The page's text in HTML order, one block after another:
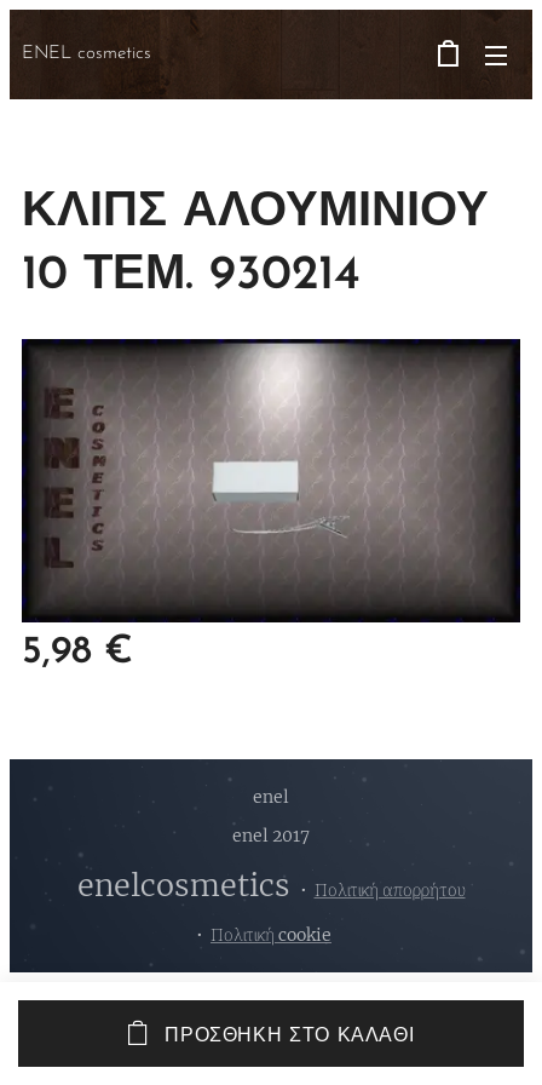
ENEL cosmetics
ΚΛΙΠΣ ΑΛΟΥΜΙΝΙΟΥ
10 ΤΕΜ. 930214
5,98 €
ΠΡΟΣΘΉΚΗ ΣΤΟ ΚΑΛΆΘΙ
enel
enel 2017
enelcosmetics Πολιτική απορρήτου
Πολιτική cookie